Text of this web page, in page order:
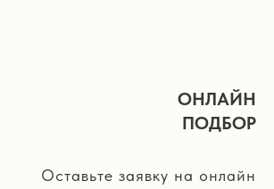
ОНЛАЙН
ПОДБОР
Оставьте заявку на онлайн